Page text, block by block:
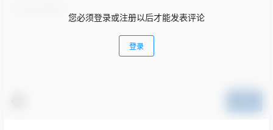
您必须登录或注册以后才能发表评论
登录